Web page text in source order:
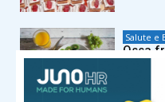
Salute e
Ossa
cibi